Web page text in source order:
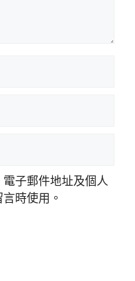
子郵件地址及個人
時使用。